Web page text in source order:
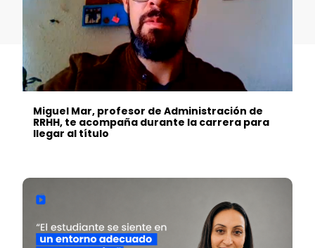
Miguel Mar, profesor de Administración de
RRHH, te acompaña durante la carrera para
llegar al título